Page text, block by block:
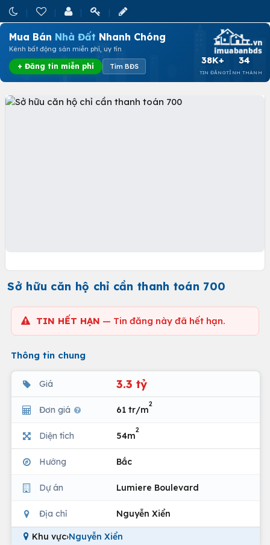
Mua Bán Nhà Đất Nhanh Chóng
Kênh bất động sản miễn phí, uy tín
+ Đăng tin miễn phí Tìm BĐS
38K+
TIN ĐĂNG
34
TỈNH THÀNH
Sở hữu căn hộ chỉ cần thanh toán 700
TIN HẾT HẠN — Tin đăng này đã hết hạn.
Thông tin chung
Giá 3.3 tỷ
Đơn giá 61 tr/m
2
Diện tích 54m
2
Hướng Bắc
Dự án Lumiere Boulevard
Địa chỉ Nguyễn Xiển
Khu vực›Nguyễn Xiển